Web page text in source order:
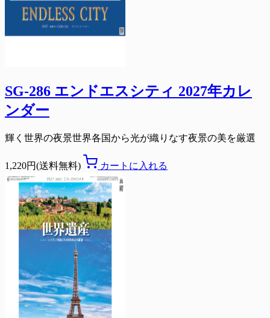
SG-286 エンドエスシティ 2027年カレ
ンダー
輝く世界の夜景世界各国から光が織りなす夜景の美を厳選
1,220円(送料無料) カートに入れる